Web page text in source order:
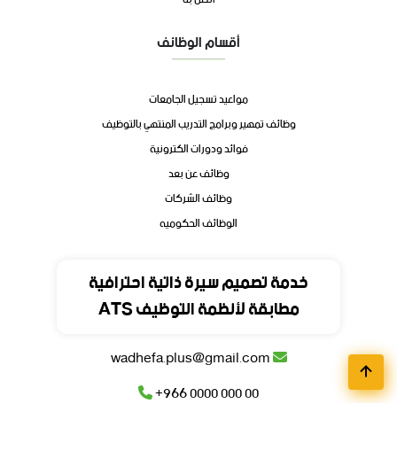
خدمة تصميم سيرة ذاتية احترافية
مطابقة لأنظمة التوظيف ATS
أقسام الوظائف
مواعيد تسجيل الجامعات
وظائف تمهير وبرامج التدريب المنتهي بالتوظيف
فوائد ودورات الكترونية
وظائف عن بعد
وظائف الشركات
الوظائف الحكوميه
المملكة العربية السعودية
+966 0000 000 00